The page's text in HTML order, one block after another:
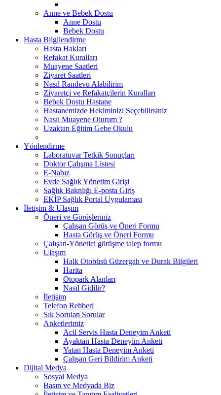
Anne ve Bebek Dostu
Anne Dostu
Bebek Dostu
Hasta Bilgilendirme
Hasta Hakları
Refakat Kuralları
Muayene Saatleri
Ziyaret Saatleri
Nasıl Randevu Alabilirim
Ziyaretçi ve Refakatçilerin Kuralları
Bebek Dostu Hastane
Hastanemizde Hekiminizi Seçebilirsiniz
Nasıl Muayene Olurum ?
Uzaktan Eğitim Gebe Okulu
Yönlendirme
Laboratuvar Tetkik Sonuçları
Doktor Çalışma Listesi
E-Nabız
Evde Sağlık Yönetim Girişi
Sağlık Baknlığı E-posta Giriş
EKİP Sağlık Portal Uygulaması
İletişim & Ulaşım
Öneri ve Görüşleriniz
Çalışan Görüş ve Öneri Formu
Hasta Görüş ve Öneri Formu
Çalışan-Yönetici görüşme talep formu
Ulaşım
Halk Otobüsü Güzergah ve Durak Bilgileri
Harita
Otopark Alanları
Nasıl Gidilir?
İletişim
Telefon Rehberi
Sık Sorulan Sorular
Anketlerimiz
Acil Servis Hasta Deneyim Anketi
Ayaktan Hasta Deneyim Anketi
Yatan Hasta Deneyim Anketi
Çalışan Geri Bildirim Anketi
Dijital Medya
Sosyal Medya
Basın ve Medyada Biz